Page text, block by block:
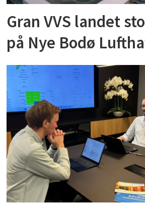
Gran VVS landet
på Nye Bodø